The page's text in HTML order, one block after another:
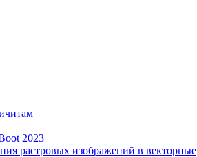
2023
растровых изображений в векторные